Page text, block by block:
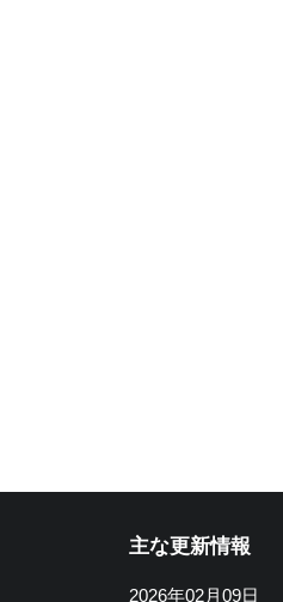
主な更新情報
2026年02月09日